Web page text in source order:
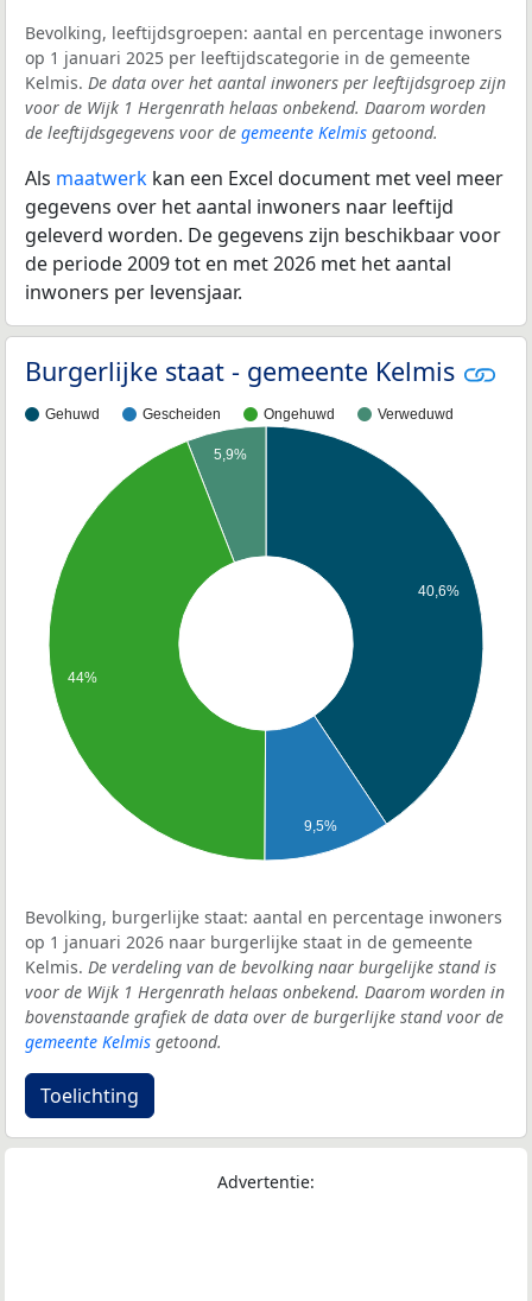
Bevolking, leeftijdsgroepen: aantal en percentage inwoners
op 1 januari 2025 per leeftijdscategorie in de gemeente
Kelmis. De data over het aantal inwoners per leeftijdsgroep zijn
voor de Wijk 1 Hergenrath helaas onbekend. Daarom worden
de leeftijdsgegevens voor de gemeente Kelmis getoond.
Als maatwerk kan een Excel document met veel meer
gegevens over het aantal inwoners naar leeftijd
geleverd worden. De gegevens zijn beschikbaar voor
de periode 2009 tot en met 2026 met het aantal
inwoners per levensjaar.
Burgerlijke staat - gemeente Kelmis
Gehuwd Gescheiden Ongehuwd Verweduwd
40,6%
5,9%
44%
9,5%
Bevolking, burgerlijke staat: aantal en percentage inwoners
op 1 januari 2026 naar burgerlijke staat in de gemeente
Kelmis. De verdeling van de bevolking naar burgelijke stand is
voor de Wijk 1 Hergenrath helaas onbekend. Daarom worden in
bovenstaande grafiek de data over de burgerlijke stand voor de
gemeente Kelmis getoond.
Toelichting
Advertentie: